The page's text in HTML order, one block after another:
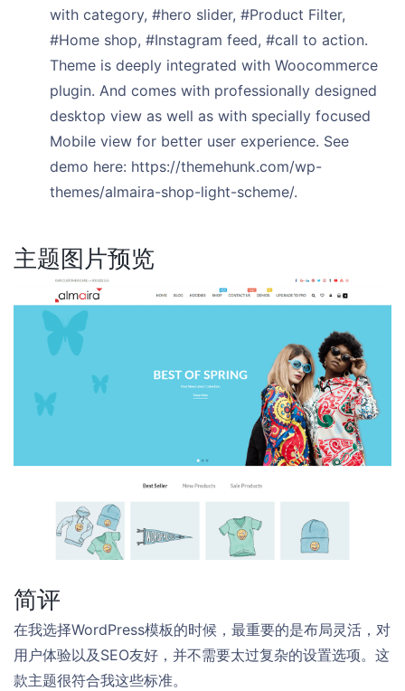
with category, #hero slider, #Product Filter,
#Home shop, #Instagram feed, #call to action.
Theme is deeply integrated with Woocommerce
plugin. And comes with professionally designed
desktop view as well as with specially focused
Mobile view for better user experience. See
demo here: https://themehunk.com/wp-
themes/almaira-shop-light-scheme/.
主题图片预览
简评
在我选择WordPress模板的时候，最重要的是布局灵活，对
用户体验以及SEO友好，并不需要太过复杂的设置选项。这
款主题很符合我这些标准。